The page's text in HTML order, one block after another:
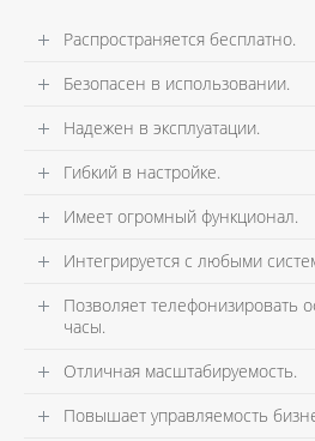
Распространяется бесплатно.
Безопасен в использовании.
Надежен в эксплуатации.
Гибкий в настройке.
Имеет огромный функционал.
Интегрируется с любыми
Позволяет телефонизировать
часы.
Отличная масштабируемость.
Повышает управляемость